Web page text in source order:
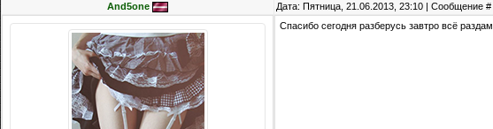
And5one Дата: Пятница, 21.06.2013, 23:10 | Сообщение #
Спасибо сегодня разберусь завтро всё раздам